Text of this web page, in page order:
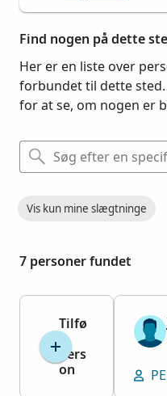
Find nogen på dette
Her er en liste over
forbundet til dette
for at se, om nogen er
Vis kun mine slægtninge
7 personer fundet
Tilfø
pers
on